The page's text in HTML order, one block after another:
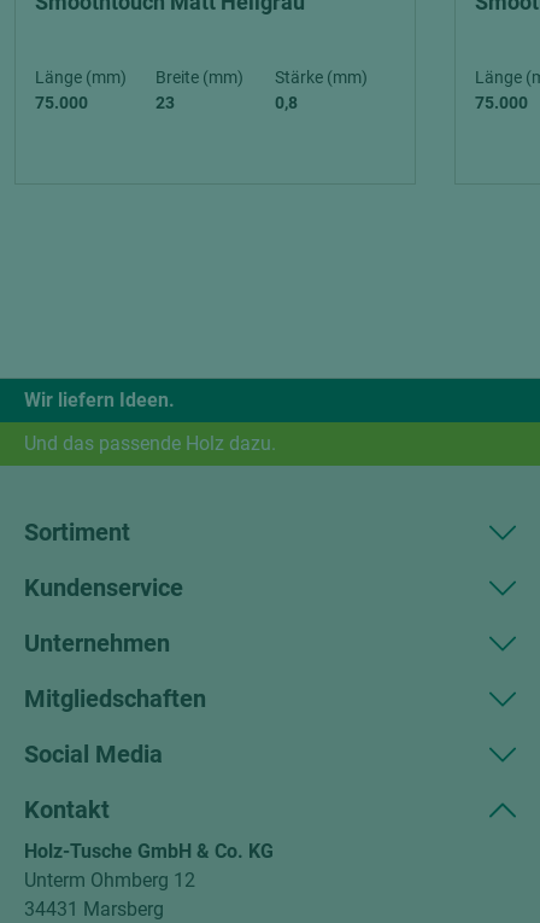
Länge (mm)
75.000
Breite (mm)
23
Stärke (mm)
0,8
Länge
75.000
Wir liefern Ideen.
Und das passende Holz dazu.
Sortiment
Kundenservice
Unternehmen
Mitgliedschaften
Social Media
Kontakt
Holz-Tusche GmbH & Co. KG
Unterm Ohmberg 12
34431 Marsberg